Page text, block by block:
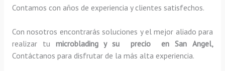
Contamos con años de experiencia y clientes satisfechos.
Con nosotros encontrarás soluciones y el mejor aliado para
realizar tu microblading y su precio en San Angel,
Contáctanos para disfrutar de la más alta experiencia.